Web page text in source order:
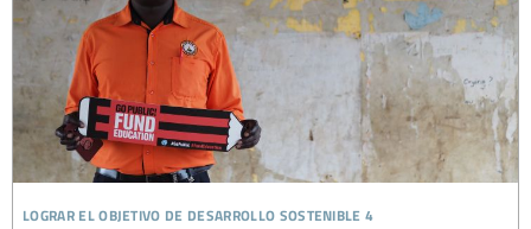
lograr el objetivo de desarrollo sostenible 4